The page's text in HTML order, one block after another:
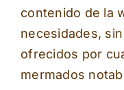
contenido de la
necesidades,
ofrecidos por
mermados